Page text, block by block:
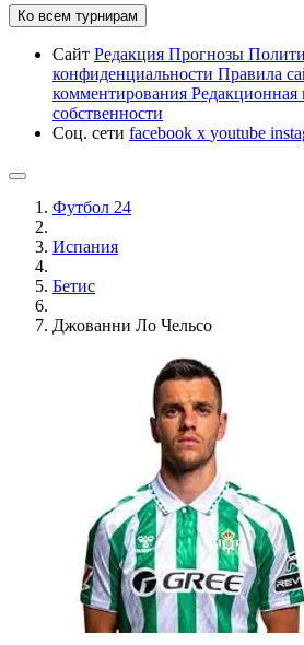
Ко всем турнирам
Сайт Редакция Прогнозы
конфиденциальности Правила
комментирования Редакционная
собственности
Соц. сети facebook x youtube
Футбол 24
Испания
Бетис
Джованни Ло Чельсо